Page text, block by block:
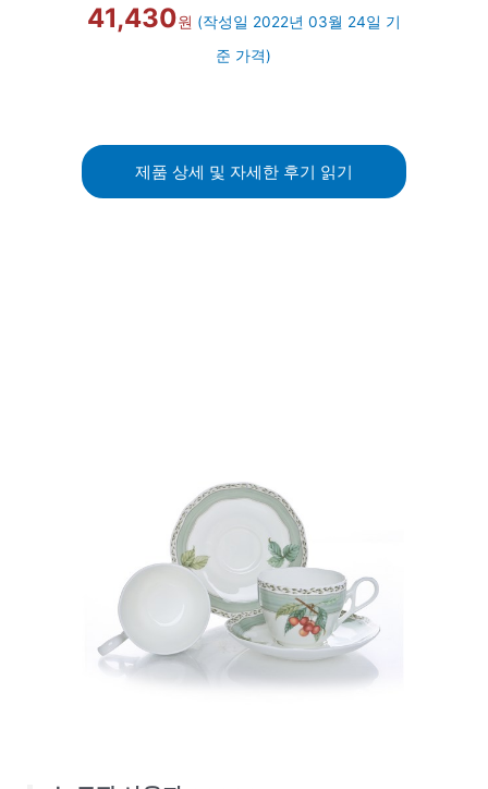
41,430원 (작성일 2022년 03월 24일 기
준 가격)
제품 상세 및 자세한 후기 읽기